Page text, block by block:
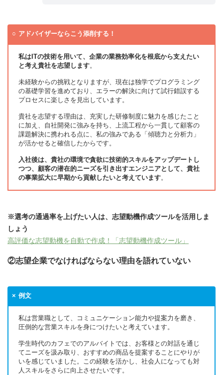
アドバイザーならこう添削する！
私はITの技術を用いて、企業の業務効率化を根底から支えたい
と考え貴社を志望します。
未経験からの挑戦となりますが、現在は独学でプログラミング
の基礎学習を進めており、エラーの解決に向けて試行錯誤する
プロセスに楽しさを見出しています。
貴社を志望する理由は、充実した研修制度に魅力を感じたこと
に加え、自社開発に強みを持ち、上流工程から一貫して顧客の
課題解決に携われる点に、私の強みである「傾聴力と分析力」
が活かせると確信したからです。
入社後は、貴社の環境で貪欲に技術的スキルをアップデートし
つつ、顧客の潜在的ニーズを引き出すエンジニアとして、貴社
の事業拡大に早期から貢献したいと考えています。
※選考の通過率を上げたい人は、志望動機作成ツールを活用しま
しょう
高評価な志望動機を自動で作成！「志望動機作成ツール」
②志望企業でなければならない理由を語れていない
例文
私は営業職として、コミュニケーション能力や提案力を磨き、
圧倒的な営業スキルを身につけたいと考えています。
学生時代のカフェでのアルバイトでは、お客様との対話を通じ
てニーズを汲み取り、おすすめの商品を提案することにやりが
いを感じていました。この経験を活かし、社会人になっても対
人スキルをさらに向上させたいです。